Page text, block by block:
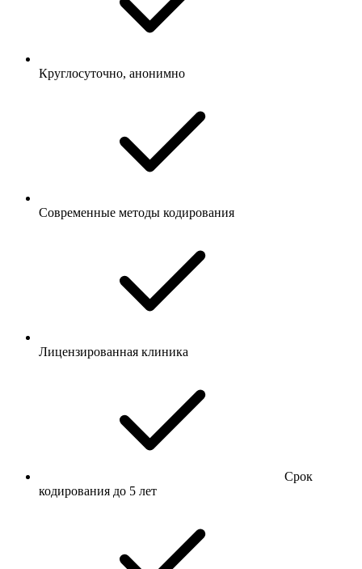
Круглосуточно, анонимно
Современные методы кодирования
Лицензированная клиника
Срок
кодирования до 5 лет